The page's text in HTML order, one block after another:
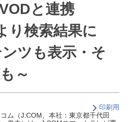
と連携
り検索結果に
ツも表示・そ
～
印刷用
ム（J:COM、本社：東京都千代田